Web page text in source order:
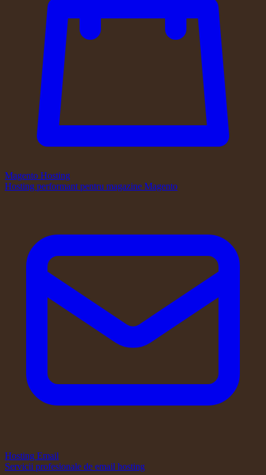
Magento Hosting
Hosting performant pentru magazine Magento
Hosting Email
Servicii profesionale de email hosting